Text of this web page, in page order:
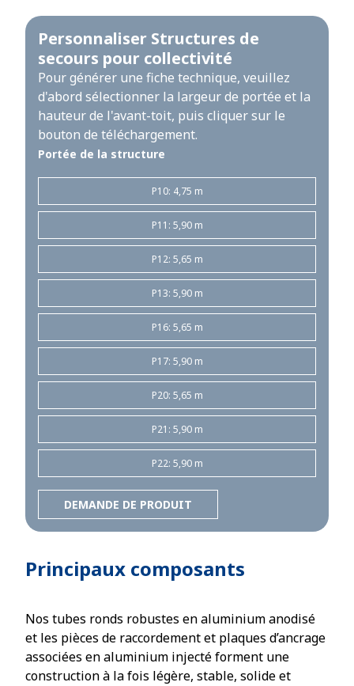
Personnaliser Structures de
secours pour collectivité
Pour générer une fiche technique, veuillez
d'abord sélectionner la largeur de portée et la
hauteur de l'avant-toit, puis cliquer sur le
bouton de téléchargement.
Portée de la structure
P10: 4,75 m
P11: 5,90 m
P12: 5,65 m
P13: 5,90 m
P16: 5,65 m
P17: 5,90 m
P20: 5,65 m
P21: 5,90 m
P22: 5,90 m
DEMANDE DE PRODUIT
Principaux composants
Nos tubes ronds robustes en aluminium anodisé
et les pièces de raccordement et plaques d’ancrage
associées en aluminium injecté forment une
construction à la fois légère, stable, solide et